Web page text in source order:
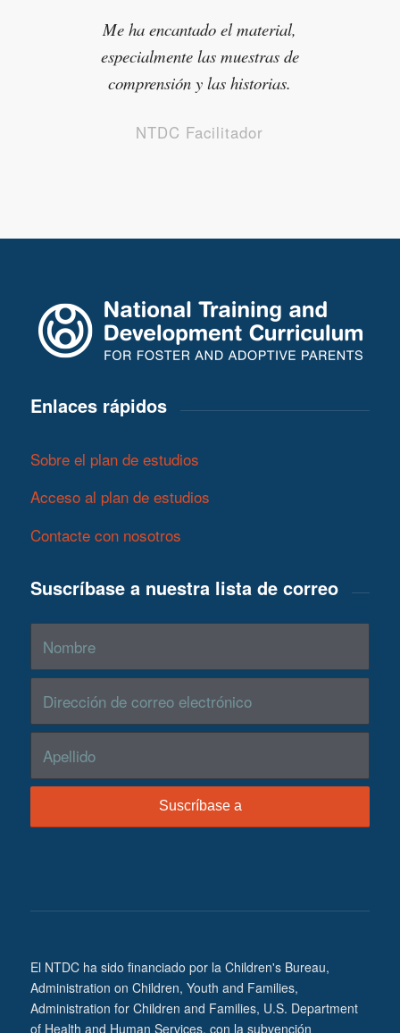
Me ha encantado el material,
especialmente las muestras de
comprensión y las historias.
NTDC Facilitador
Enlaces rápidos
Sobre el plan de estudios
Acceso al plan de estudios
Contacte con nosotros
Suscríbase a nuestra lista de correo
El NTDC ha sido financiado por la Children's Bureau,
Administration on Children, Youth and Families,
Administration for Children and Families, U.S. Department
of Health and Human Services, con la subvención